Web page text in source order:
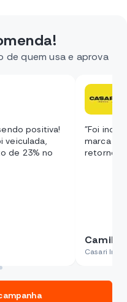
de quem usa e aprova
positiva!
veiculada,
de 23% no
"Foi
marca e
retorno
Camile
Casari